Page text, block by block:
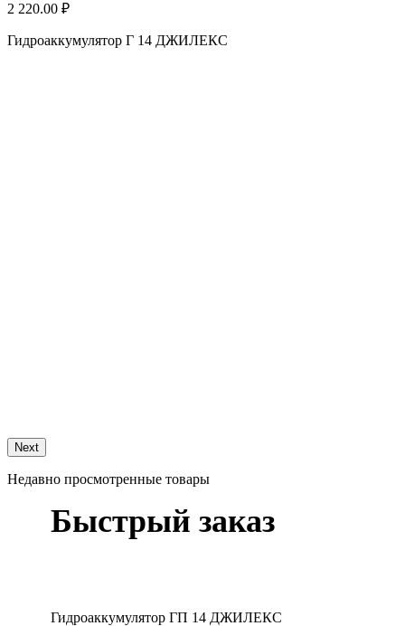
2 220.00 ₽
Гидроаккумулятор Г 14 ДЖИЛЕКС
Next
Недавно просмотренные товары
Быстрый заказ
Гидроаккумулятор ГП 14 ДЖИЛЕКС